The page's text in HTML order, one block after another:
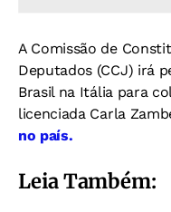
A Comissão de
Deputados (CCJ) irá
Brasil na Itália para
licenciada Carla
no país.
Leia Também: